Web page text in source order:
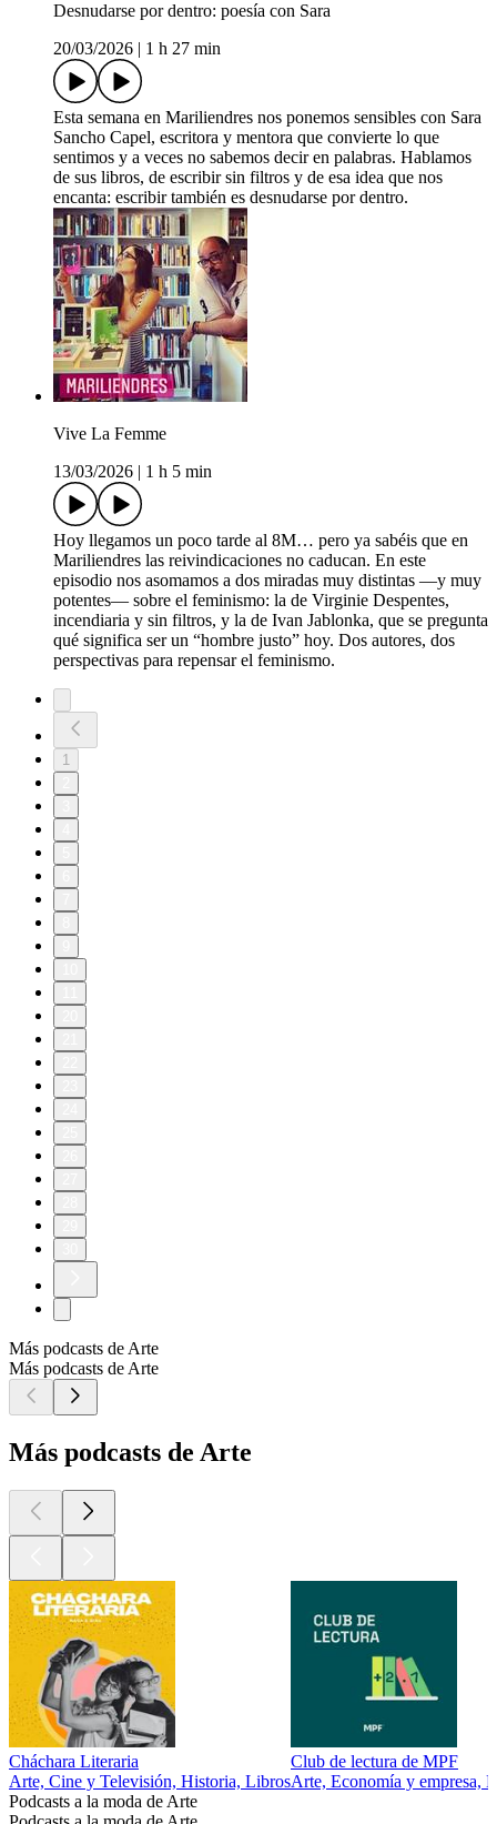
Desnudarse por dentro: poesía con Sara
20/03/2026
1 h 27 min
Esta semana en Mariliendres nos ponemos sensibles con Sara
Sancho Capel, escritora y mentora que convierte lo que
sentimos y a veces no sabemos decir en palabras. Hablamos
de sus libros, de escribir sin filtros y de esa idea que nos
encanta: escribir también es desnudarse por dentro.
Vive La Femme
13/03/2026
1 h 5 min
Hoy llegamos un poco tarde al 8M… pero ya sabéis que en
Mariliendres las reivindicaciones no caducan. En este
episodio nos asomamos a dos miradas muy distintas —y muy
potentes— sobre el feminismo: la de Virginie Despentes,
incendiaria y sin filtros, y la de Ivan Jablonka, que se pregunta
qué significa ser un “hombre justo” hoy. Dos autores, dos
perspectivas para repensar el feminismo.
1
Más podcasts de Arte
Más podcasts de Arte
Más podcasts de Arte
Cháchara Literaria
Arte, Cine y Televisión, Historia, Libros
Club de lectura de MPF
Arte, Economía y empresa,
Podcasts a la moda de Arte